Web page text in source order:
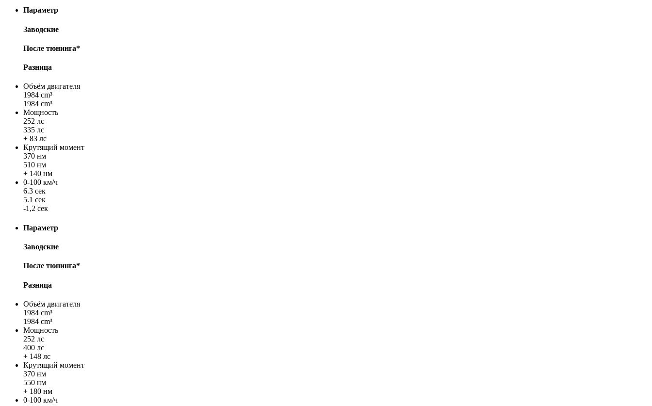
Параметр
Заводские
После тюнинга*
Разница
Объём двигателя
1984 cm³
1984 cm³
Мощность
252 лс
335 лс
+ 83 лс
Крутящий момент
370 нм
510 нм
+ 140 нм
0-100 км/ч
6.3 сек
5.1 сек
-1,2 сек
Параметр
Заводские
После тюнинга*
Разница
Объём двигателя
1984 cm³
1984 cm³
Мощность
252 лс
400 лс
+ 148 лс
Крутящий момент
370 нм
550 нм
+ 180 нм
0-100 км/ч